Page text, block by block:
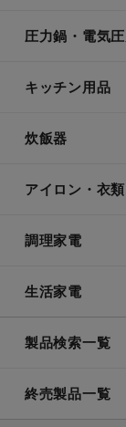
圧力鍋・電気
キッチン用品
炊飯器
アイロン・衣
調理家電
生活家電
製品検索一覧
終売製品一覧